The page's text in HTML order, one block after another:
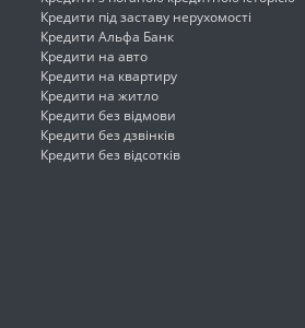
Кредити під заставу нерухомості
Кредити Альфа Банк
Кредити на авто
Кредити на квартиру
Кредити на житло
Кредити без відмови
Кредити без дзвінків
Кредити без відсотків